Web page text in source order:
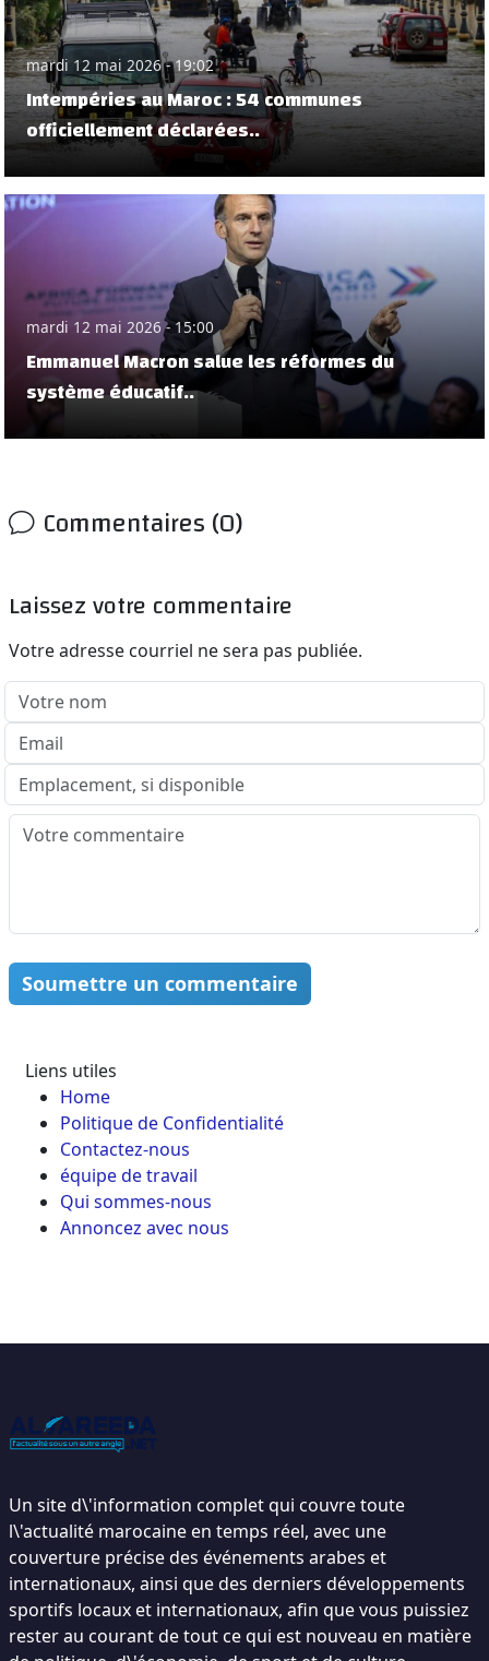
mardi 12 mai 2026 - 19:02
Intempéries au Maroc : 54 communes
officiellement déclarées..
mardi 12 mai 2026 - 15:00
Emmanuel Macron salue les réformes du
système éducatif..
Commentaires (0)
Laissez votre commentaire
Votre adresse courriel ne sera pas publiée.
Soumettre un commentaire
Liens utiles
Home
Politique de Confidentialité
Contactez-nous
équipe de travail
Qui sommes-nous
Annoncez avec nous
Un site d\'information complet qui couvre toute
l\'actualité marocaine en temps réel, avec une
couverture précise des événements arabes et
internationaux, ainsi que des derniers développements
sportifs locaux et internationaux, afin que vous puissiez
rester au courant de tout ce qui est nouveau en matière